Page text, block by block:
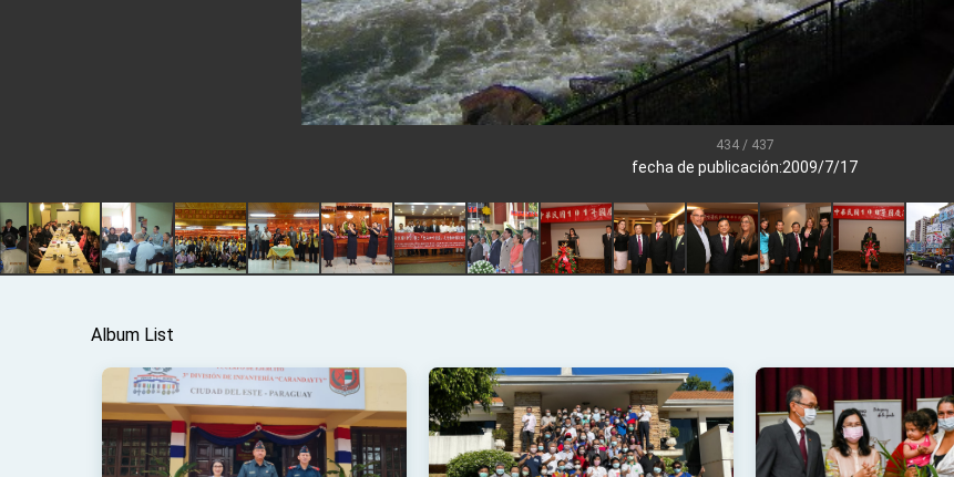
President Lai delivers 2025 National Day Address
Presidential Inauguration Speech
Major speeches
434 / 437
fecha de publicación:2009/7/17
Album List